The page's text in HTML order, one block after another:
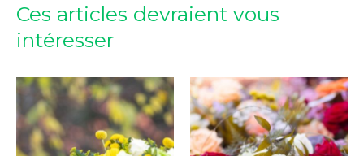
Ces articles devraient vous
intéresser